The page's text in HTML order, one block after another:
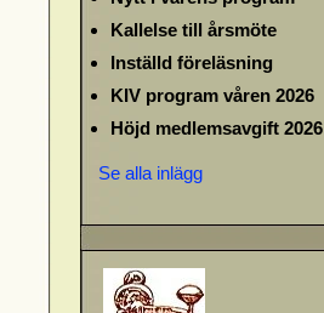
Kallelse till årsmöte
Inställd föreläsning
KIV program våren 2026
Höjd medlemsavgift 2026
Se alla inlägg